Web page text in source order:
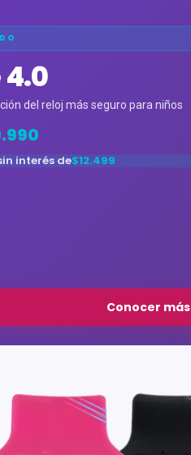
del reloj más seguro para niños
interés de$12.499
Conocer más